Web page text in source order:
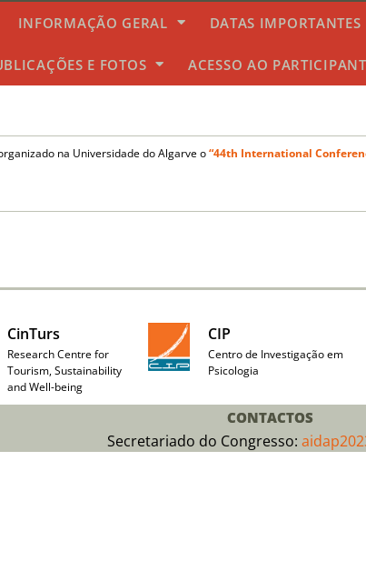
INFORMAÇÃO GERAL DATAS IMPORTANTES
E FOTOS ACESSO AO
na Universidade do Algarve o“44th International
CinTurs
Research Centre for
Tourism, Sustainability
and Well-being
CIP
Centro de Investigação em
Psicologia
CONTACTOS
Secretariado do Congresso: